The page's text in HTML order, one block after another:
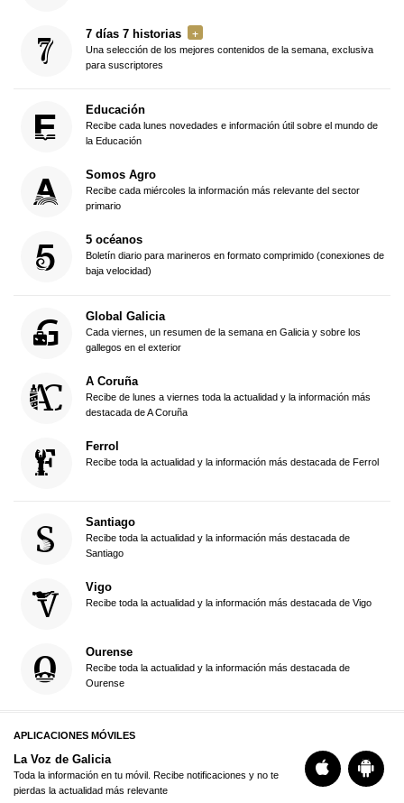
7 días 7 historias
Una selección de los mejores contenidos de la semana, exclusiva
para suscriptores
Educación
Recibe cada lunes novedades e información útil sobre el mundo de
la Educación
Somos Agro
Recibe cada miércoles la información más relevante del sector
primario
5 océanos
Boletín diario para marineros en formato comprimido (conexiones de
baja velocidad)
Global Galicia
Cada viernes, un resumen de la semana en Galicia y sobre los
gallegos en el exterior
A Coruña
Recibe de lunes a viernes toda la actualidad y la información más
destacada de A Coruña
Ferrol
Recibe toda la actualidad y la información más destacada de Ferrol
Santiago
Recibe toda la actualidad y la información más destacada de
Santiago
Vigo
Recibe toda la actualidad y la información más destacada de Vigo
Ourense
Recibe toda la actualidad y la información más destacada de
Ourense
APLICACIONES MÓVILES
La Voz de Galicia
Toda la información en tu móvil. Recibe notificaciones y no te
pierdas la actualidad más relevante